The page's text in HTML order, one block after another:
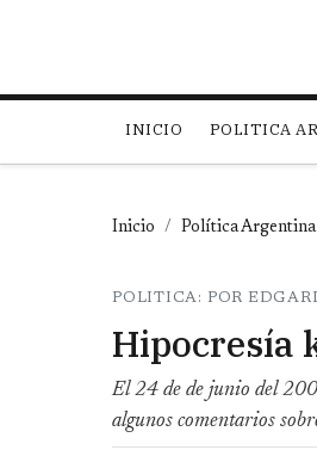
INICIO POLITICA
Inicio Política Argentina
POLITICA: POR
Hipocresía
El 24 de de junio del
algunos comentarios